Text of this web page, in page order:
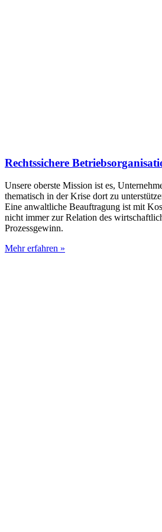
Rechtssichere
Unsere oberste Mission ist es,
thematisch in der Krise dort zu
Eine anwaltliche Beauftragung ist mit
nicht immer zur Relation des
Prozessgewinn.
Mehr erfahren »